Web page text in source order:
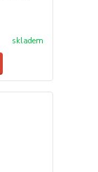
skladem